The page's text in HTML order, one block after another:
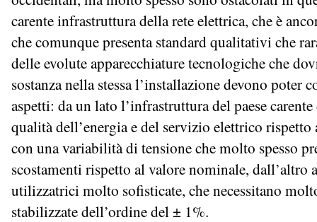
carente infrastruttura della rete elettrica, che è
che comunque presenta standard qualitativi che
delle evolute apparecchiature tecnologiche che
sostanza nella stessa l’installazione devono poter
aspetti: da un lato l’infrastruttura del paese
qualità dell’energia e del servizio elettrico
con una variabilità di tensione che molto spesso
scostamenti rispetto al valore nominale, dall’altro
utilizzatrici molto sofisticate, che necessitano
stabilizzate dell’ordine del ± 1%.